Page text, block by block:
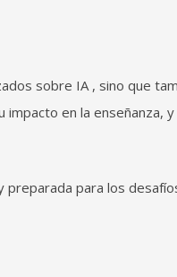
sobre IA , sino que
en la enseñanza, y
preparada para los